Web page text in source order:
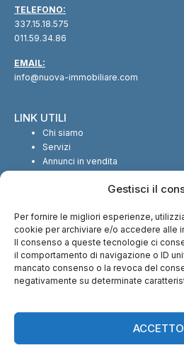
Gestisci il
Per fornire le migliori esperienze,
cookie per archiviare e/o accedere alle
Il consenso a queste tecnologie ci
il comportamento di navigazione o ID
mancato consenso o la revoca del
negativamente su determinate
ACCETTO
TELEFONO:
337.15.18.575
011.59.34.86
EMAIL:
info@nuova-immobiliare.com
LINK UTILI
Chi siamo
Servizi
Annunci in vendita
SEGUICI SUI SOCIAL
CI TROVI ANCHE